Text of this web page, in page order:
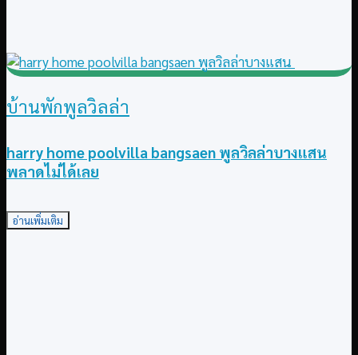
บ้านพักพูลวิลล่า
harry home poolvilla bangsaen พูลวิลล่าบางแสน
พลาดไม่ได้เลย
อ่านเพิ่มเติม